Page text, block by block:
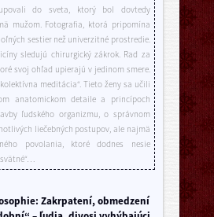
do sveta, ktorý bol dovtedy
mužom. Fotografia, ktorá pripomína
sestier než univerzitné prostredie.
sledujú chirurgický zákrok. Rad za
svoj ohľad upierajú v jedinom smere.
meditácia“. Tieto ženy sa učili
anatomickom detaile a princípoch
ľudského organizmu, o správnom
liečebných postupov, ale najmä
povolania, ktoré dodnes nesie
Zakrpatení, obmedzení